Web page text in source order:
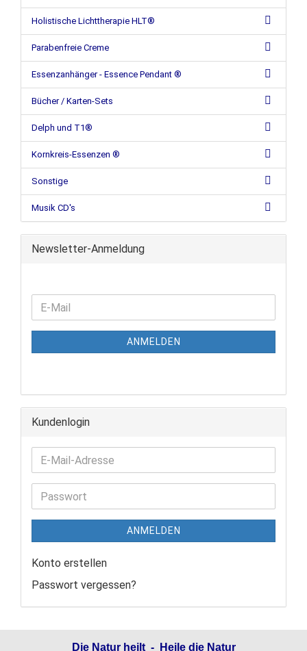
Holistische Lichttherapie HLT®
Parabenfreie Creme
Essenzanhänger - Essence Pendant ®
Bücher / Karten-Sets
Delph und T1®
Kornkreis-Essenzen ®
Sonstige
Musik CD's
Newsletter-Anmeldung
ANMELDEN
Kundenlogin
ANMELDEN
Konto erstellen
Passwort vergessen?
Die Natur heilt - Heile die Natur